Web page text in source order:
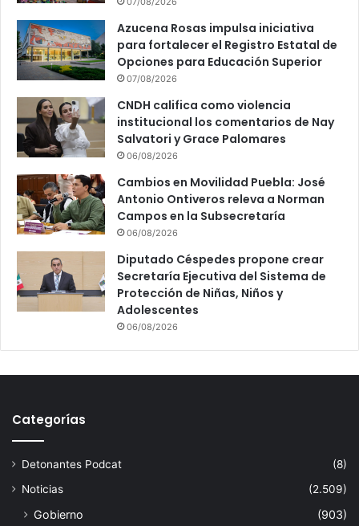
Azucena Rosas impulsa iniciativa
para fortalecer el Registro Estatal de
Opciones para Educación Superior
07/08/2026
CNDH califica como violencia
institucional los comentarios de Nay
Salvatori y Grace Palomares
06/08/2026
Cambios en Movilidad Puebla: José
Antonio Ontiveros releva a Norman
Campos en la Subsecretaría
06/08/2026
Diputado Céspedes propone crear
Secretaría Ejecutiva del Sistema de
Protección de Niñas, Niños y
Adolescentes
06/08/2026
Categorías
Detonantes Podcat
(8)
Noticias
(2.509)
Gobierno
(903)